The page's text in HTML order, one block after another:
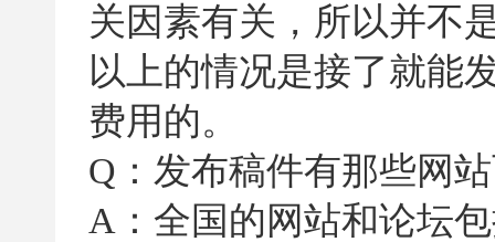
关因素有关，所以并不
以上的情况是接了就能
费用的。
Q：发布稿件有那些网
A：全国的网站和论坛